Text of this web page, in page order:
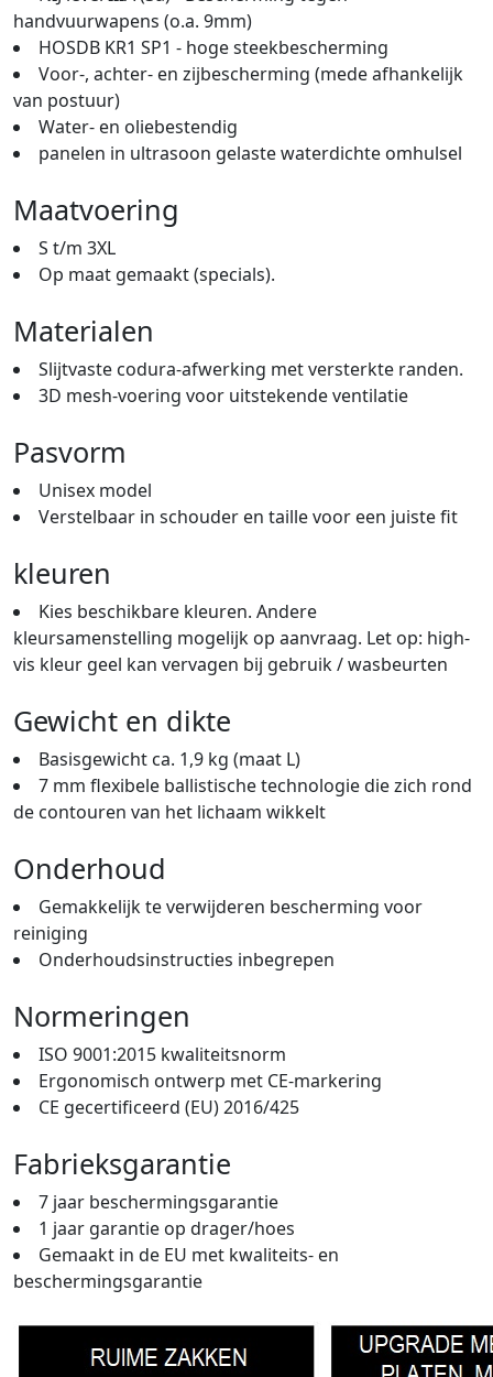
handvuurwapens (o.a. 9mm)
HOSDB KR1 SP1 - hoge steekbescherming
Voor-, achter- en zijbescherming (mede afhankelijk
van postuur)
Water- en oliebestendig
panelen in ultrasoon gelaste waterdichte omhulsel
Maatvoering
S t/m 3XL
Op maat gemaakt (specials).
Materialen
Slijtvaste codura-afwerking met versterkte randen.
3D mesh-voering voor uitstekende ventilatie
Pasvorm
Unisex model
Verstelbaar in schouder en taille voor een juiste fit
kleuren
Kies beschikbare kleuren. Andere
kleursamenstelling mogelijk op aanvraag. Let op: high-
vis kleur geel kan vervagen bij gebruik / wasbeurten
Gewicht en dikte
Basisgewicht ca. 1,9 kg (maat L)
7 mm flexibele ballistische technologie die zich rond
de contouren van het lichaam wikkelt
Onderhoud
Gemakkelijk te verwijderen bescherming voor
reiniging
Onderhoudsinstructies inbegrepen
Normeringen
ISO 9001:2015 kwaliteitsnorm
Ergonomisch ontwerp met CE-markering
CE gecertificeerd (EU) 2016/425
Fabrieksgarantie
7 jaar beschermingsgarantie
1 jaar garantie op drager/hoes
Gemaakt in de EU met kwaliteits- en
beschermingsgarantie